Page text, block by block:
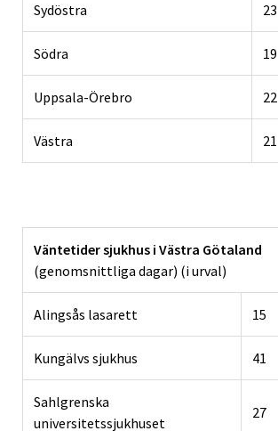
Sydöstra 23
Södra 19
Uppsala-Örebro 22
Västra 21
Väntetider sjukhus i Västra Götaland
(genomsnittliga dagar) (i urval)
Alingsås lasarett 15
Kungälvs sjukhus 41
Sahlgrenska
universitetssjukhuset
27